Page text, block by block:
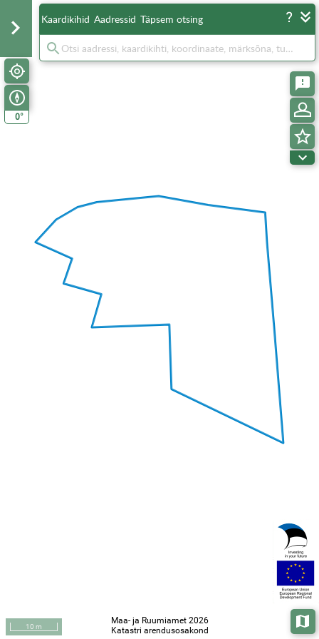
0°
Kaardikihid Aadressid Täpsem otsing
10 m
Maa- ja Ruumiamet 2026
Katastri arendusosakond